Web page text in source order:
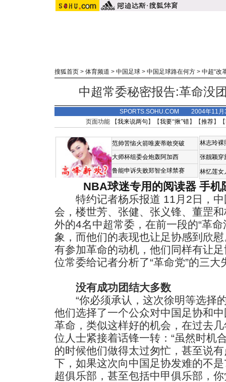
搜狐首页 > 体育频道 > 中国足球 > 中国足球路在何方 > 中超“改
中超常委秘密报告:革命没
SPORTS.SOHU.COM 2004年11
页面功能 【我来说两句 】【我要“揪”错】【推荐】
范帅苦恼火箭唯麦蒂敢突破
大师杯组委会炮轰阿加西
鲁能申诉失败郑智全球禁赛
林志玲裸
张靓颖穿
林忆莲女
NBA球迷专用的阅读器 手机
特约记者杨乐报道 11月2日，中
会，楼世芳、张健、张义锋、董罡
外的4名中超常委，在前一段的“革
象，而他们的表现也让足协感到欣
有参加革命的动机，他们同样有让
位常委给记者分析了“革命党”的三大
没有成功团结大多数
“你必须承认，这次徐明等选择
他们选择了一个公众对中国足协和
革命，类似这样好的机会，在过去
位人士紧接着话锋一转：“虽然时机
的时候他们做得太过匆忙，甚至说
下，如果这次向中国足协发难的不
超俱乐部，甚至包括中甲俱乐部，